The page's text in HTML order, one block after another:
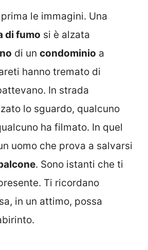
le immagini. Una
di fumo si è alzata
di un condominio a
hanno tremato di
In strada
lo sguardo, qualcuno
ha filmato. In quel
uomo che prova a salvarsi
. Sono istanti che ti
Ti ricordano
in un attimo, possa